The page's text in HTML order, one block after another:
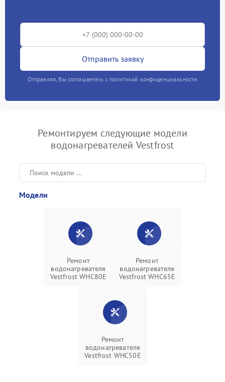
Отправить заявку
Отправляя, Вы соглашаетесь с политикой конфиденциальности
Ремонтируем следующие модели
водонагревателей Vestfrost
Модели
Ремонт
водонагревателя
Vestfrost WHC80E
Ремонт
водонагревателя
Vestfrost WHC65E
Ремонт
водонагревателя
Vestfrost WHC50E